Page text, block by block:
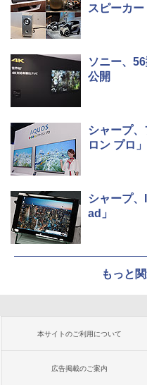
スピーカー
ソニー、
公開
シャープ
ロン プロ」
シャープ
ad」
もっと
本サイトのご利用について
広告掲載のご案内